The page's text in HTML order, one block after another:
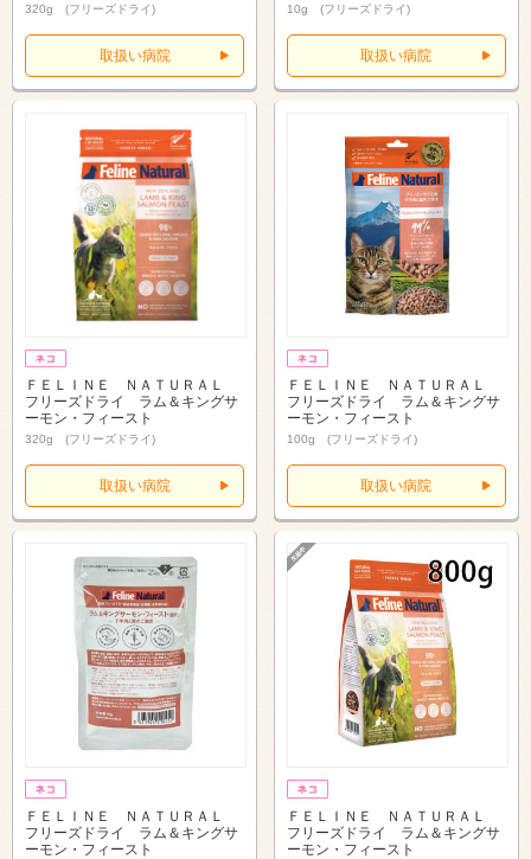
320g (フリーズドライ)
取扱い病院
10g (フリーズドライ)
取扱い病院
ＦＥＬＩＮＥ ＮＡＴＵＲＡＬ
フリーズドライ ラム＆キングサ
ーモン・フィースト
320g (フリーズドライ)
取扱い病院
ＦＥＬＩＮＥ ＮＡＴＵＲＡＬ
フリーズドライ ラム＆キングサ
ーモン・フィースト
100g (フリーズドライ)
取扱い病院
ＦＥＬＩＮＥ ＮＡＴＵＲＡＬ
フリーズドライ ラム＆キングサ
ーモン・フィースト
ＦＥＬＩＮＥ ＮＡＴＵＲＡＬ
フリーズドライ ラム＆キングサ
ーモン・フィースト